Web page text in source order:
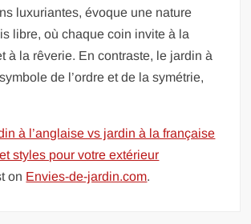
luxuriantes, évoque une nature
libre, où chaque coin invite à la
à la rêverie. En contraste, le jardin à
de l’ordre et de la symétrie,
à l’anglaise vs jardin à la française
styles pour votre extérieur
on Envies-de-jardin.com.